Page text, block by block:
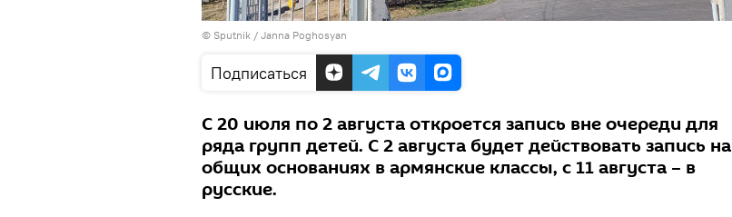
© Sputnik / Janna Poghosyan
Подписаться
С 20 июля по 2 августа откроется запись вне очереди для
ряда групп детей. С 2 августа будет действовать запись на
общих основаниях в армянские классы, с 11 августа – в
русские.